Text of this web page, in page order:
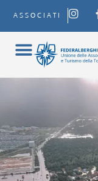
ASSOCIATI